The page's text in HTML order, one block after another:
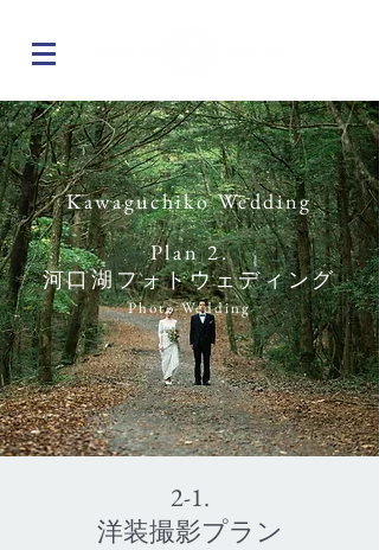
Kawaguchiko Wedding
Plan 2.
河口湖フォトウェディング
Photo Wedding
2-1.
洋装撮影プラン